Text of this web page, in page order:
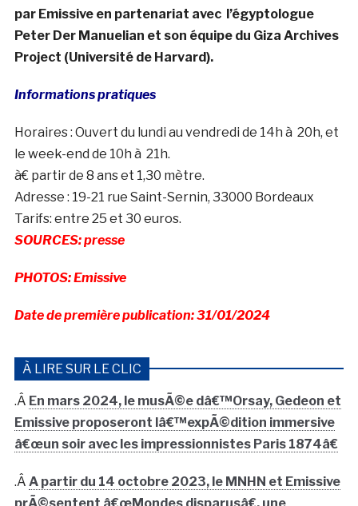
par Emissive en partenariat avec l’égyptologue
Peter Der Manuelian et son équipe du Giza Archives
Project (Université de Harvard).
Informations pratiques
Horaires : Ouvert du lundi au vendredi de 14h à 20h, et
le week-end de 10h à 21h.
à€ partir de 8 ans et 1,30 mètre.
Adresse : 19-21 rue Saint-Sernin, 33000 Bordeaux
Tarifs: entre 25 et 30 euros.
SOURCES: presse
PHOTOS: Emissive
Date de première publication: 31/01/2024
À LIRE SUR LE CLIC
.Â En mars 2024, le musÃ©e dâ€™Orsay, Gedeon et
Emissive proposeront lâ€™expÃ©dition immersive
â€œun soir avec les impressionnistes Paris 1874â€
.Â A partir du 14 octobre 2023, le MNHN et Emissive